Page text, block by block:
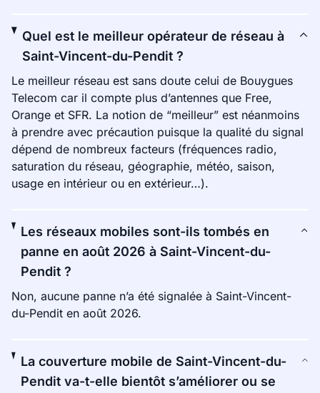
Quel est le meilleur opérateur de réseau à
Saint-Vincent-du-Pendit ?
Le meilleur réseau est sans doute celui de Bouygues
Telecom car il compte plus d’antennes que Free,
Orange et SFR. La notion de “meilleur” est néanmoins
à prendre avec précaution puisque la qualité du signal
dépend de nombreux facteurs (fréquences radio,
saturation du réseau, géographie, météo, saison,
usage en intérieur ou en extérieur…).
Les réseaux mobiles sont-ils tombés en
panne en août 2026 à Saint-Vincent-du-
Pendit ?
Non, aucune panne n’a été signalée à Saint-Vincent-
du-Pendit en août 2026.
La couverture mobile de Saint-Vincent-du-
Pendit va-t-elle bientôt s’améliorer ou se